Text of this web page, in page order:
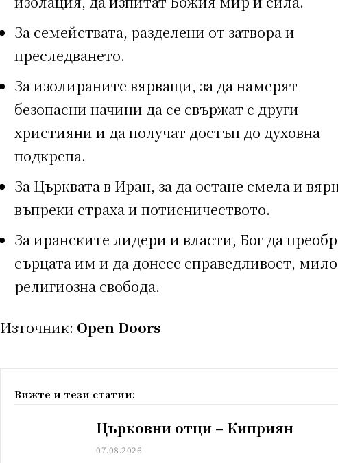
За семействата, разделени от затвора и
преследването.
За изолираните вярващи, за да намерят
безопасни начини да се свържат с други
християни и да получат достъп до духовна
подкрепа.
За Църквата в Иран, за да остане смела и
въпреки страха и потисничеството.
За иранските лидери и власти, Бог да
сърцата им и да донесе справедливост,
религиозна свобода.
Източник: Open Doors
Вижте и тези статии:
Църковни отци – Киприян
07.08.2026